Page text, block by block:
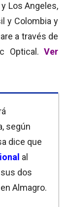
Los Angeles,
y Colombia y
a través de
Optical. Ver
según
dice que
al
dos
Almagro.